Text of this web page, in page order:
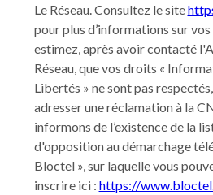
Le Réseau. Consultez le site
pour plus d’informations sur
estimez, après avoir contacté
Réseau, que vos droits «
Libertés » ne sont pas
adresser une réclamation à la
informons de l’existence de la
d'opposition au démarchage
Bloctel », sur laquelle vous
inscrire ici : https://